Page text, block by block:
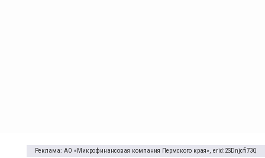
Реклама: АО «Микрофинансовая компания Пермского края», erid:2SDnjcfi73Q